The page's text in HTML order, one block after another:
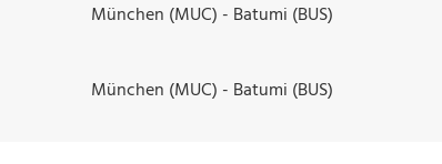
München (MUC) - Batumi (BUS)
München (MUC) - Batumi (BUS)